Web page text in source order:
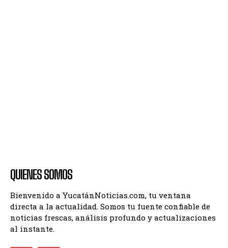
QUIENES SOMOS
Bienvenido a YucatánNoticias.com, tu ventana
directa a la actualidad. Somos tu fuente confiable de
noticias frescas, análisis profundo y actualizaciones
al instante.